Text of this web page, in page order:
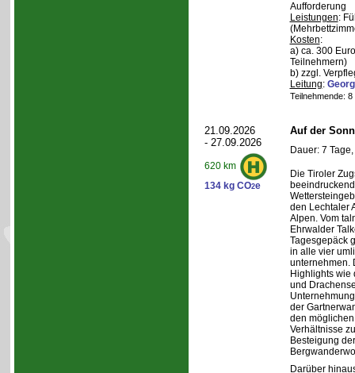
Aufforderung
Leistungen:
Kosten:
a) ca. 300
Teilnehmern)
b) zzgl.
Leitung:
Teilnehmende:
21.09.2026
- 27.09.2026
620 km
134 kg CO2e
Auf der
Dauer: 7
Die Tiroler
den Lechtaler
Alpen. Vom
Ehrwalder
Tagesgepäck
in alle vier
unternehmen.
Highlights wie
und
der
den
Verhältnisse
Besteigung
Darüber